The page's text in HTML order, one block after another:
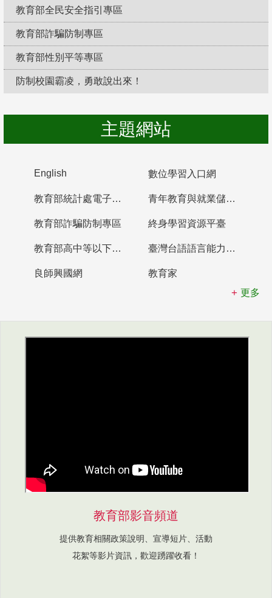
教育部全民安全指引專區
教育部詐騙防制專區
教育部性別平等專區
防制校園霸凌，勇敢說出來！
主題網站
English 數位學習入口網
教育部統計處電子書櫃 青年教育與就業儲蓄帳戶
教育部詐騙防制專區 終身學習資源平臺
教育部高中等以下學校及幼兒園教師資格檢定考試 臺灣台語語言能力認證網站
良師興國網
教育家
更多
教育部影音頻道
提供教育相關政策說明、宣導短片、活動
花絮等影片資訊，歡迎踴躍收看！